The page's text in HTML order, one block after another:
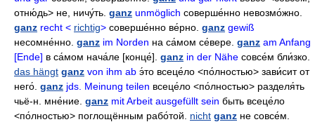
отню́дь> не, ничу́ть. ganz unmöglich соверше́нно невозмо́жно
ganz recht < richtig> соверше́нно ве́рно ganz gewiß
несомне́нно ganz im Norden на са́мом се́вере ganz am Anfang
[Ende] в са́мом нача́ле [конце́]. ganz in der Nähe совсе́м бли́зко
das hängt ganz von ihm ab э́то всеце́ло <по́лностью> зави́сит от
него́ ganz jds. Meinung teilen всеце́ло <по́лностью> разделя́ть
чьё-н
мне́ние ganz mit Arbeit ausgefüllt sein быть всеце́ло
<по́лностью> поглощённым рабо́той nicht ganz не совсе́м